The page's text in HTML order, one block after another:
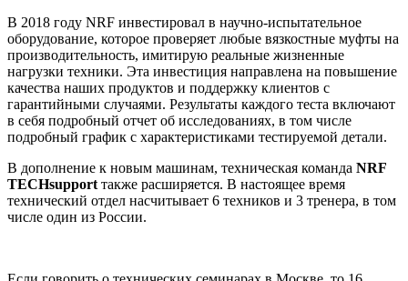
В 2018 году NRF инвестировал в научно-испытательное
оборудование, которое проверяет любые вязкостные муфты на
производительность, имитирую реальные жизненные
нагрузки техники. Эта инвестиция направлена на повышение
качества наших продуктов и поддержку клиентов с
гарантийными случаями. Результаты каждого теста включают
в себя подробный отчет об исследованиях, в том числе
подробный график с характеристиками тестируемой детали.
В дополнение к новым машинам, техническая команда NRF
TECHsupport также расширяется. В настоящее время
технический отдел насчитывает 6 техников и 3 тренера, в том
числе один из России.